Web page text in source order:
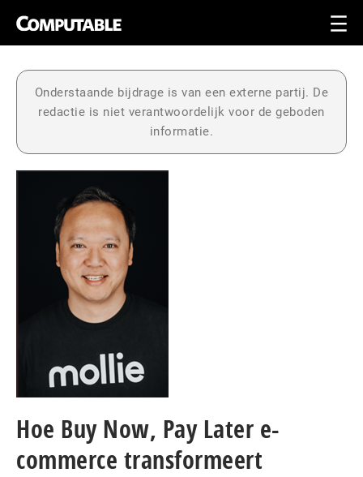
Onderstaande bijdrage is van een externe partij. De
redactie is niet verantwoordelijk voor de geboden
informatie.
Hoe Buy Now, Pay Later e-
commerce transformeert